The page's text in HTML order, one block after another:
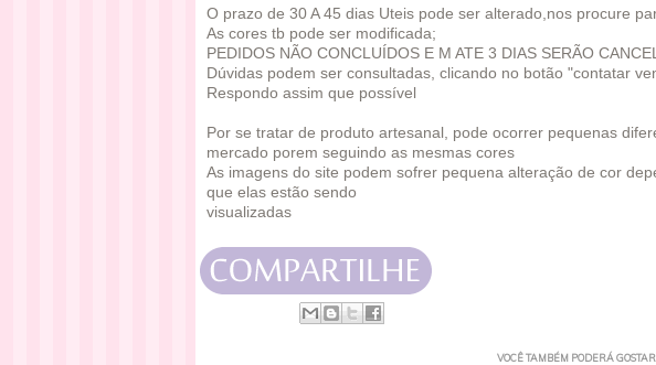
O prazo de 30 A 45 dias Uteis pode ser alterado,nos procure
As cores tb pode ser modificada;
PEDIDOS NÃO CONCLUÍDOS E M ATE 3 DIAS SERÃO
Dúvidas podem ser consultadas, clicando no botão "contatar
Respondo assim que possível
Por se tratar de produto artesanal, pode ocorrer pequenas
mercado porem seguindo as mesmas cores
As imagens do site podem sofrer pequena alteração de cor
que elas estão sendo
visualizadas
VOCÊ TAMBÉM PODERÁ GOSTAR